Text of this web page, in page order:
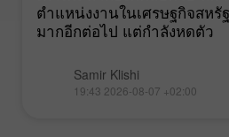
ตำแหน่งงานในเศรษฐกิจสหรั
มากอีกต่อไป แต่กำลังหดตัว
Samir Klishi
19:43 2026-08-07 +02:00